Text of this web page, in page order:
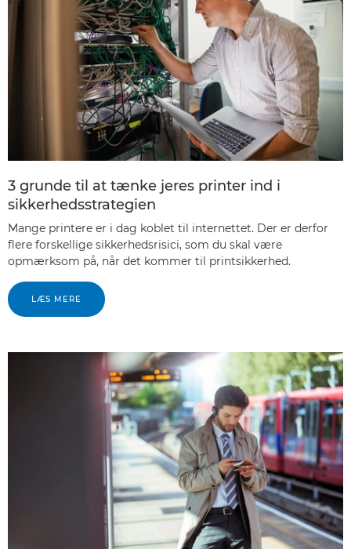
3 grunde til at tænke jeres printer ind i
sikkerhedsstrategien
Mange printere er i dag koblet til internettet. Der er derfor
flere forskellige sikkerhedsrisici, som du skal være
opmærksom på, når det kommer til printsikkerhed.
LÆS MERE